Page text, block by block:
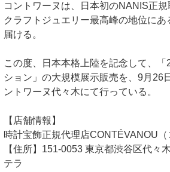
コントワーヌは、日本初のNANIS正
クラフトジュエリー最高峰の地位に
届ける。
この度、日本本格上陸を記念して、「
ション」の大規模展示販売を、9月26
ントワーヌ代々木にて行っている。
【店舗情報】
時計宝飾正規代理店CONTÉVANOU（
【住所】151-0053 東京都渋谷区代々
テラ